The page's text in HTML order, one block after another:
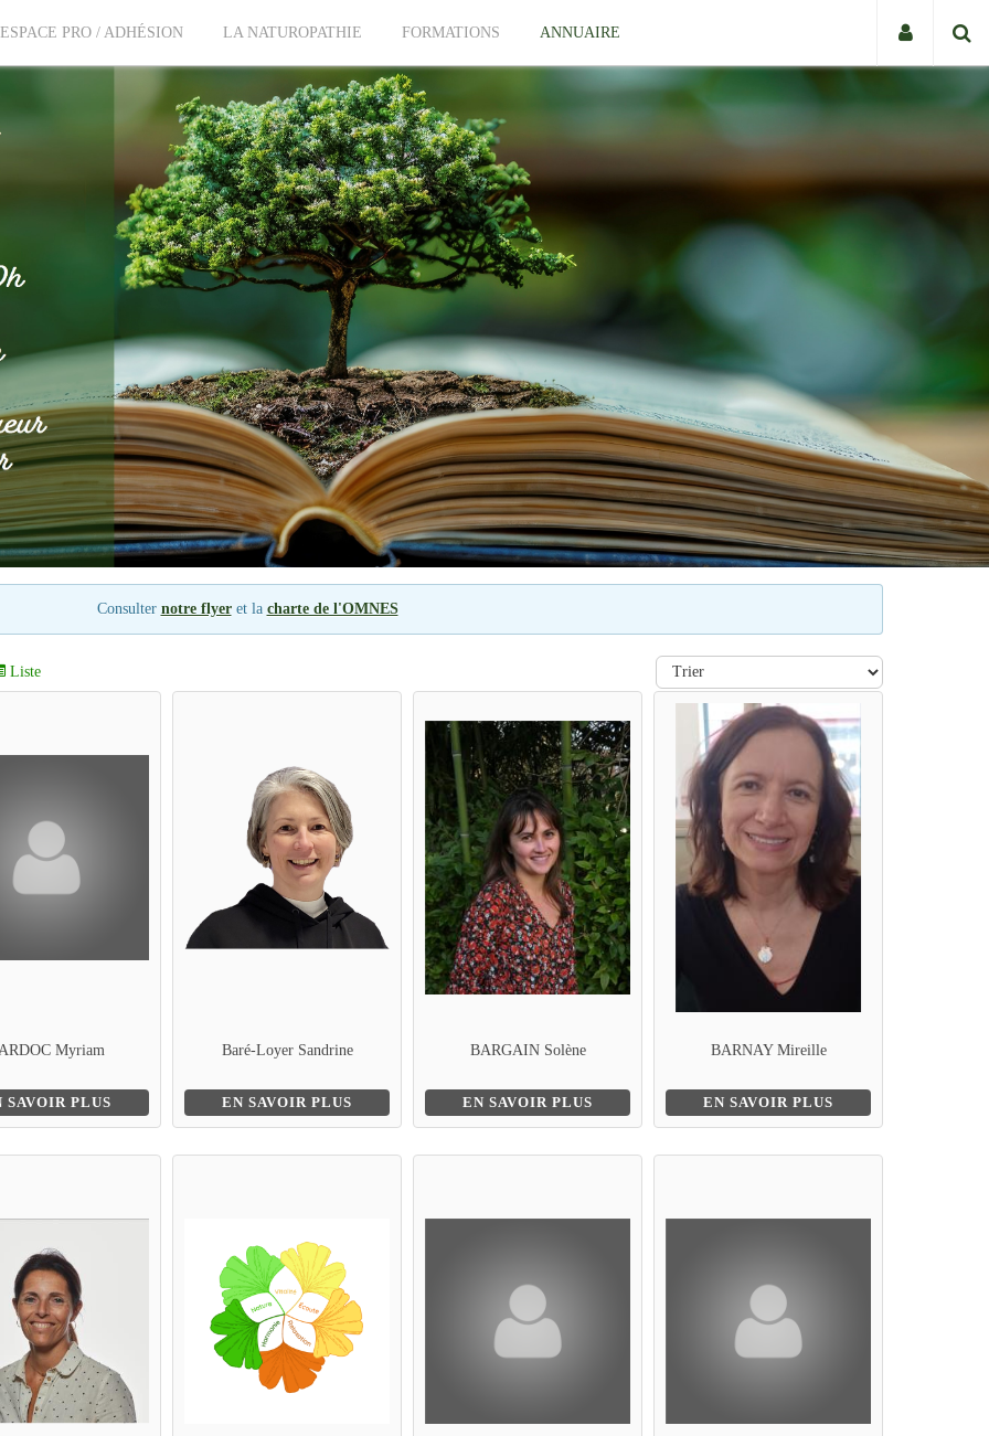
ESPACE PRO / ADHÉSION LA NATUROPATHIE FORMATIONS ANNUAIRE
Consulter notre flyeret la charte de l'OMNES
Liste
Myriam
SAVOIR PLUS
Baré-Loyer Sandrine
EN SAVOIR PLUS
BARGAIN Solène
EN SAVOIR PLUS
BARNAY Mireille
EN SAVOIR PLUS